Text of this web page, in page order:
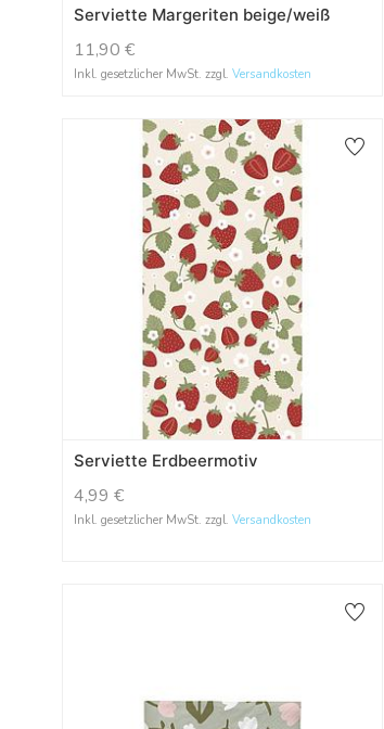
Serviette Margeriten beige/weiß
11,90 €
Inkl. gesetzlicher MwSt. zzgl. Versandkosten
Serviette Erdbeermotiv
4,99 €
Inkl. gesetzlicher MwSt. zzgl. Versandkosten